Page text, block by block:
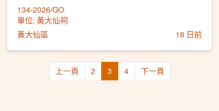
134-2026/GO
單位: 黃大仙祠
黃大仙區
18 日前
上一頁 2 3 4 下一頁